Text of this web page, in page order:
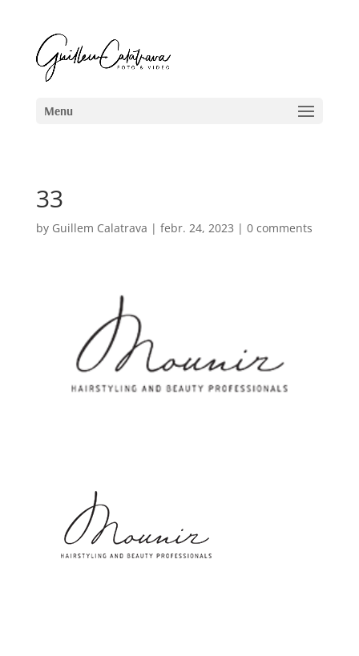
33
by Guillem Calatrava | febr. 24, 2023 | 0 comments